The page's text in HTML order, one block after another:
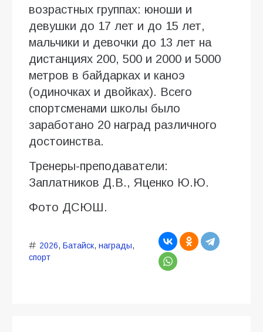
возрастных группах: юноши и
девушки до 17 лет и до 15 лет,
мальчики и девочки до 13 лет на
дистанциях 200, 500 и 2000 и 5000
метров в байдарках и каноэ
(одиночках и двойках). Всего
спортсменами школы было
заработано 20 наград различного
достоинства.
Тренеры-преподаватели:
Заплатников Д.В., Яценко Ю.Ю.
Фото ДСЮШ.
2026, Батайск, награды,
спорт